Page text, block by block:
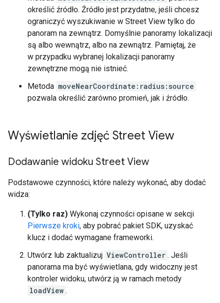
określić źródło. Źródło jest przydatne, jeśli chcesz
ograniczyć wyszukiwanie w Street View tylko do
panoram na zewnątrz. Domyślnie panoramy lokalizacji
są albo wewnątrz, albo na zewnątrz. Pamiętaj, że
w przypadku wybranej lokalizacji panoramy
zewnętrzne mogą nie istnieć.
Metoda moveNearCoordinate:radius:source
pozwala określić zarówno promień, jak i źródło.
Wyświetlanie zdjęć Street View
Dodawanie widoku Street View
Podstawowe czynności, które należy wykonać, aby dodać
widza:
(Tylko raz) Wykonaj czynności opisane w sekcji
Pierwsze kroki, aby pobrać pakiet SDK, uzyskać
klucz i dodać wymagane frameworki.
Utwórz lub zaktualizuj ViewController . Jeśli
panorama ma być wyświetlana, gdy widoczny jest
kontroler widoku, utwórz ją w ramach metody
loadView .